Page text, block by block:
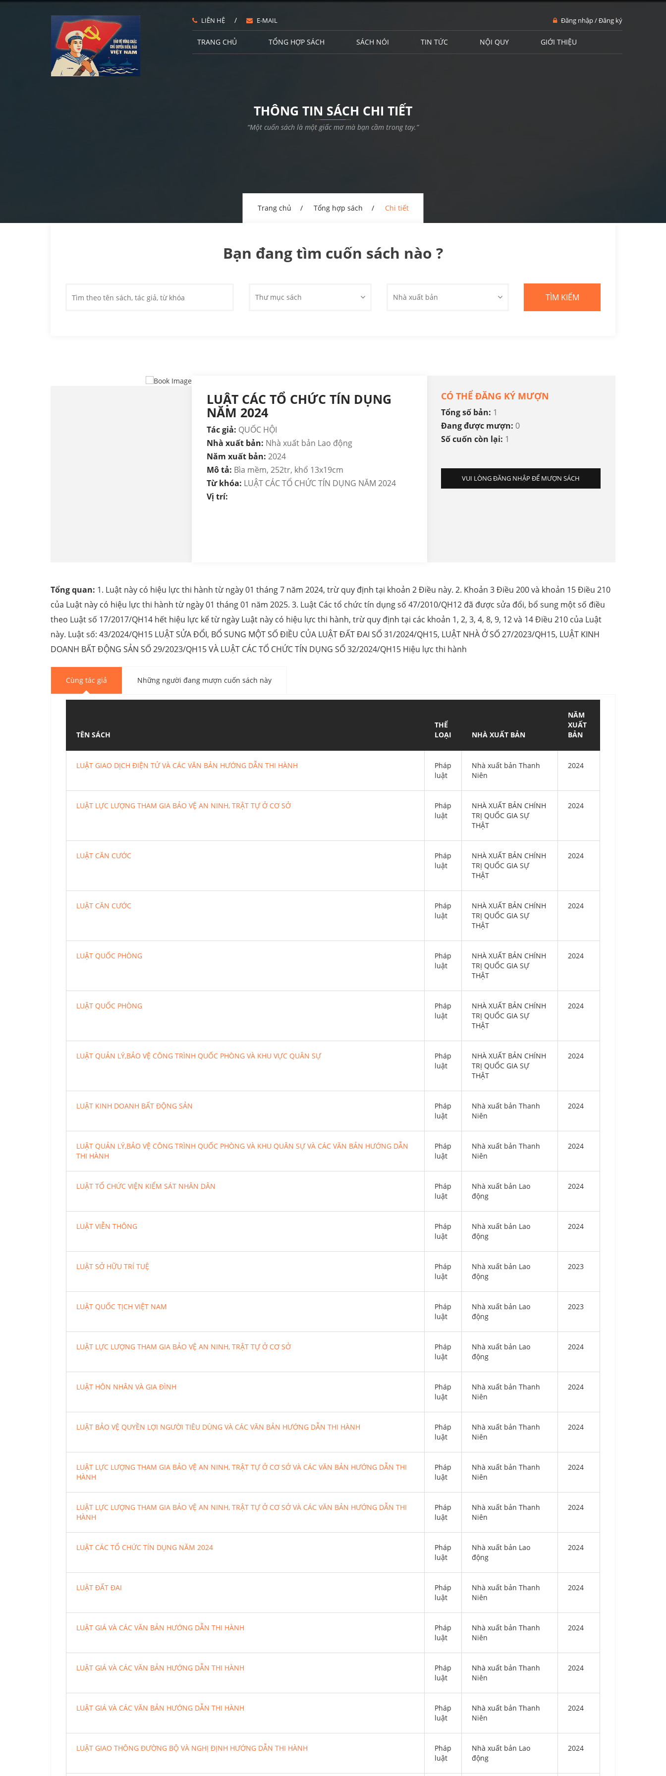
LIÊN HỆ / E-MAIL Đăng nhập / Đăng ký
TRANG CHỦ TỔNG HỢP SÁCH SÁCH NÓI TIN TỨC NỘI QUY GIỚI THIỆU
THÔNG TIN SÁCH CHI TIẾT
“Một cuốn sách là một giấc mơ mà bạn cầm trong tay.”
Trang chủ Tổng hợp sách Chi tiết
Bạn đang tìm cuốn sách nào ?
Thư mục sách Nhà xuất bản
LUẬT CÁC TỔ CHỨC TÍN DỤNG
NĂM 2024
Tác giả: QUỐC HỘI
Nhà xuất bản: Nhà xuất bản Lao động
Năm xuất bản: 2024
Mô tả: Bìa mềm, 252tr, khổ 13x19cm
Từ khóa: LUẬT CÁC TỔ CHỨC TÍN DỤNG NĂM 2024
Vị trí:
CÓ THỂ ĐĂNG KÝ MƯỢN
Tổng số bản: 1
Đang được mượn: 0
Số cuốn còn lại: 1
VUI LÒNG ĐĂNG NHẬP ĐỂ MƯỢN SÁCH
Tổng quan: 1. Luật này có hiệu lực thi hành từ ngày 01 tháng 7 năm 2024, trừ quy định tại khoản 2 Điều này. 2. Khoản 3 Điều 200 và khoản 15 Điều 210
của Luật này có hiệu lực thi hành từ ngày 01 tháng 01 năm 2025. 3. Luật Các tổ chức tín dụng số 47/2010/QH12 đã được sửa đổi, bổ sung một số điều
theo Luật số 17/2017/QH14 hết hiệu lực kể từ ngày Luật này có hiệu lực thi hành, trừ quy định tại các khoản 1, 2, 3, 4, 8, 9, 12 và 14 Điều 210 của Luật
này. Luật số: 43/2024/QH15 LUẬT SỬA ĐỔI, BỔ SUNG MỘT SỐ ĐIỀU CỦA LUẬT ĐẤT ĐAI SỐ 31/2024/QH15, LUẬT NHÀ Ở SỐ 27/2023/QH15, LUẬT KINH
DOANH BẤT ĐỘNG SẢN SỐ 29/2023/QH15 VÀ LUẬT CÁC TỔ CHỨC TÍN DỤNG SỐ 32/2024/QH15 Hiệu lực thi hành
Cùng tác giả Những người đang mượn cuốn sách này
TÊN SÁCH
THỂ
LOẠI
NHÀ XUẤT BẢN
NĂM
XUẤT
BẢN
LUẬT GIAO DỊCH ĐIỆN TỬ VÀ CÁC VĂN BẢN HƯỚNG DẪN THI HÀNH
Pháp
luật
Nhà xuất bản Thanh
Niên
2024
LUẬT LỰC LƯỢNG THAM GIA BẢO VỆ AN NINH, TRẬT TỰ Ở CƠ SỞ
Pháp
luật
NHÀ XUẤT BẢN CHÍNH
TRỊ QUỐC GIA SỰ
THẬT
2024
LUẬT CĂN CƯỚC
Pháp
luật
NHÀ XUẤT BẢN CHÍNH
TRỊ QUỐC GIA SỰ
THẬT
2024
LUẬT CĂN CƯỚC
Pháp
luật
NHÀ XUẤT BẢN CHÍNH
TRỊ QUỐC GIA SỰ
THẬT
2024
LUẬT QUỐC PHÒNG
Pháp
luật
NHÀ XUẤT BẢN CHÍNH
TRỊ QUỐC GIA SỰ
THẬT
2024
LUẬT QUỐC PHÒNG
Pháp
luật
NHÀ XUẤT BẢN CHÍNH
TRỊ QUỐC GIA SỰ
THẬT
2024
LUẬT QUẢN LÝ,BẢO VỆ CÔNG TRÌNH QUỐC PHÒNG VÀ KHU VỰC QUÂN SỰ
Pháp
luật
NHÀ XUẤT BẢN CHÍNH
TRỊ QUỐC GIA SỰ
THẬT
2024
LUẬT KINH DOANH BẤT ĐỘNG SẢN
Pháp
luật
Nhà xuất bản Thanh
Niên
2024
LUẬT QUẢN LÝ,BẢO VỆ CÔNG TRÌNH QUỐC PHÒNG VÀ KHU QUÂN SỰ VÀ CÁC VĂN BẢN HƯỚNG DẪN
THI HÀNH
Pháp
luật
Nhà xuất bản Thanh
Niên
2024
LUẬT TỔ CHỨC VIỆN KIỂM SÁT NHÂN DÂN
Pháp
luật
Nhà xuất bản Lao
động
2024
LUẬT VIỄN THÔNG
Pháp
luật
Nhà xuất bản Lao
động
2024
LUẬT SỞ HỮU TRÍ TUỆ
Pháp
luật
Nhà xuất bản Lao
động
2023
LUẬT QUỐC TỊCH VIỆT NAM
Pháp
luật
Nhà xuất bản Lao
động
2023
LUẬT LỰC LƯỢNG THAM GIA BẢO VỆ AN NINH, TRẬT TỰ Ở CƠ SỞ
Pháp
luật
Nhà xuất bản Lao
động
2024
LUẬT HÔN NHÂN VÀ GIA ĐÌNH
Pháp
luật
Nhà xuất bản Thanh
Niên
2024
LUẬT BẢO VỆ QUYỀN LỢI NGƯỜI TIÊU DÙNG VÀ CÁC VĂN BẢN HƯỚNG DẪN THI HÀNH
Pháp
luật
Nhà xuất bản Thanh
Niên
2024
LUẬT LỰC LƯỢNG THAM GIA BẢO VỆ AN NINH, TRẬT TỰ Ở CƠ SỞ VÀ CÁC VĂN BẢN HƯỚNG DẪN THI
HÀNH
Pháp
luật
Nhà xuất bản Thanh
Niên
2024
LUẬT LỰC LƯỢNG THAM GIA BẢO VỆ AN NINH, TRẬT TỰ Ở CƠ SỞ VÀ CÁC VĂN BẢN HƯỚNG DẪN THI
HÀNH
Pháp
luật
Nhà xuất bản Thanh
Niên
2024
LUẬT CÁC TỔ CHỨC TÍN DỤNG NĂM 2024
Pháp
luật
Nhà xuất bản Lao
động
2024
LUẬT ĐẤT ĐAI
Pháp
luật
Nhà xuất bản Thanh
Niên
2024
LUẬT GIÁ VÀ CÁC VĂN BẢN HƯỚNG DẪN THI HÀNH
Pháp
luật
Nhà xuất bản Thanh
Niên
2024
LUẬT GIÁ VÀ CÁC VĂN BẢN HƯỚNG DẪN THI HÀNH
Pháp
luật
Nhà xuất bản Thanh
Niên
2024
LUẬT GIÁ VÀ CÁC VĂN BẢN HƯỚNG DẪN THI HÀNH
Pháp
luật
Nhà xuất bản Thanh
Niên
2024
LUẬT GIAO THÔNG ĐƯỜNG BỘ VÀ NGHỊ ĐỊNH HƯỚNG DẪN THI HÀNH
Pháp
luật
Nhà xuất bản Lao
động
2024